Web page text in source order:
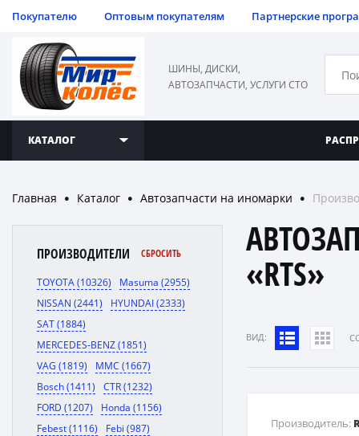
Покупателю Оптовым покупателям Партнерские
ШИНЫ, ДИСКИ,
АВТОЗАПЧАСТИ, УСЛУГИ СТО
КАТАЛОГ
Главная ● Каталог ● Автозапчасти на иномарки ●
ПРОИЗВОДИТЕЛИ СБРОСИТЬ
TOYOTA (10326)
Masuma (2955)
NISSAN (2441)
HYUNDAI (2333)
SAT (1884)
MERCEDES-BENZ (1851)
VAG (1819)
MMC (1667)
Bosch (1411)
CTR (1232)
FORD (1207)
Honda (1156)
Febest (1116)
Febi (987)
«RTS»
ВИД:
Производитель: